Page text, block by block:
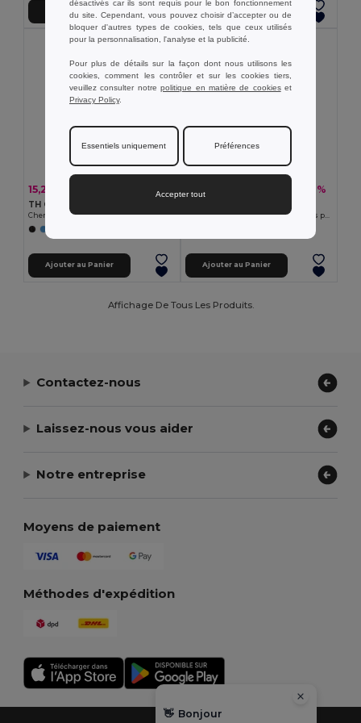
Ajouter au Panier Ajouter au Panier
15,22 € -33%
TH Clothes 30157
Chemise oxford à manches courtes pour homme
Ajouter au Panier
-37%
Ajouter au Panier
Affichage De Tous Les Produits.
Contactez-nous
Laissez-nous vous aider
Notre entreprise
Moyens de paiement
Méthodes d'expédition
désactivés car ils sont requis pour le bon fonctionnement
du site. Cependant, vous pouvez choisir d’accepter ou de
bloquer d'autres types de cookies, tels que ceux utilisés
pour la personnalisation, l'analyse et la publicité.
Pour plus de détails sur la façon dont nous utilisons les
cookies, comment les contrôler et sur les cookies tiers,
veuillez consulter notrepolitique en matière de cookieset
Privacy Policy.
Essentiels uniquement Préférences
Accepter tout
👋 Bonjour